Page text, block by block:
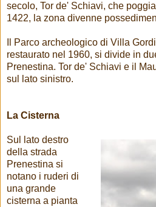
secolo, Tor de' Schiavi, che
1422, la zona divenne
Il Parco archeologico di Villa
restaurato nel 1960, si divide in
Prenestina. Tor de' Schiavi e il
sul lato sinistro.
La Cisterna
Sul lato destro
della strada
Prenestina si
notano i ruderi di
una grande
cisterna a pianta